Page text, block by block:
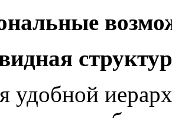
удобной